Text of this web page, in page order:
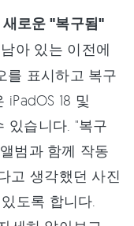
로운 "복구됨"
아 있는 이전에
를 표시하고 복구
18 및
있습니다. "복구
범과 함께 작동
고 생각했던 사진
도록 합니다.